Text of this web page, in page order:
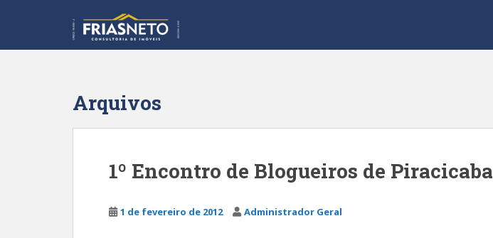
Arquivos
1º Encontro de Blogueiros de Piracicaba
1 de fevereiro de 2012 Administrador Geral